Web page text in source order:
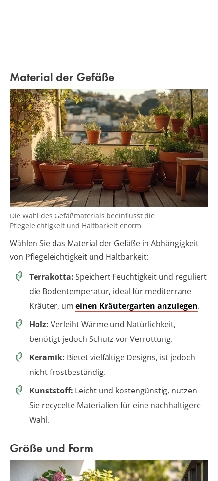
Material der Gefäße
Die Wahl des Gefäßmaterials beeinflusst die
Pflegeleichtigkeit und Haltbarkeit enorm
Wählen Sie das Material der Gefäße in Abhängigkeit
von Pflegeleichtigkeit und Haltbarkeit:
Terrakotta: Speichert Feuchtigkeit und reguliert
die Bodentemperatur, ideal für mediterrane
Kräuter, um einen Kräutergarten anzulegen.
Holz: Verleiht Wärme und Natürlichkeit,
benötigt jedoch Schutz vor Verrottung.
Keramik: Bietet vielfältige Designs, ist jedoch
nicht frostbeständig.
Kunststoff: Leicht und kostengünstig, nutzen
Sie recycelte Materialien für eine nachhaltigere
Wahl.
Größe und Form